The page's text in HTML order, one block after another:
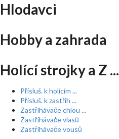
Hlodavci
Hobby a zahrada
Holící strojky a Z ...
Přísluš. k holícím ...
Přísluš. k zastřih ...
Zastřihávače chlou ...
Zastřihávače vlasů
Zastřihávače vousů